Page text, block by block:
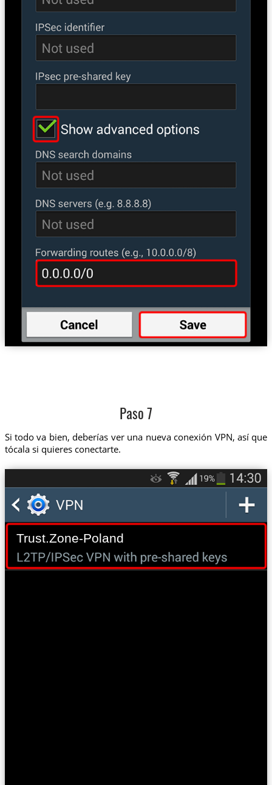
Paso 7
Si todo va bien, deberías ver una nueva conexión VPN, así que
tócala si quieres conectarte.
Trust.Zone-Poland